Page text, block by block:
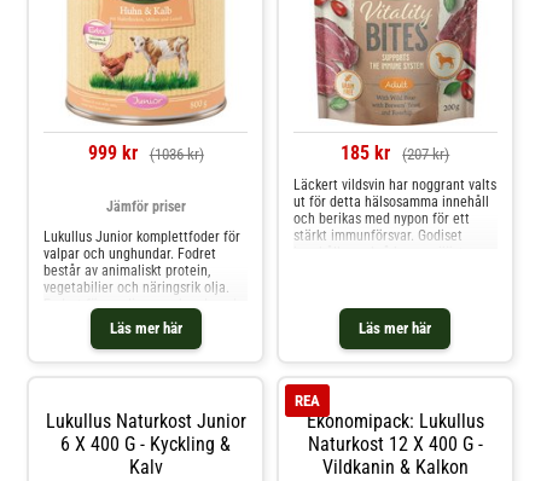
999 kr (1036 kr)
Läs mer här
Jämför priser
Lukullus Junior komplettfoder för
valpar och unghundar. Fodret
består av animaliskt protein,
vegetabilier och näringsrik olja.
alla näringsämnen den behöver.
Lukullus Junior innehåller inga
kemiska tillsatser som arom-,
185 kr (207 kr)
Läs mer här
Läckert vildsvin har noggrant valts
ut för detta hälsosamma innehåll
och berikas med nypon för ett
stärkt immunförsvar. Godiset
immunsystemet och tarmarna.
Gläd din hund med v
Lukullus Naturkost Junior
6 X 400 G - Kyckling &
Kalv
Ekonomipack: Lukullus
Naturkost 12 X 400 G -
Vildkanin & Kalkon
REA